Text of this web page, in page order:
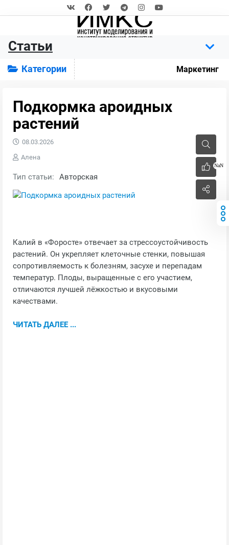
Статьи
Категории Маркетинг
Подкормка ароидных
растений
NaN
08.03.2026
Алена
Тип статьи: Авторская
Калий в «Форосте» отвечает за стрессоустойчивость
растений. Он укрепляет клеточные стенки, повышая
сопротивляемость к болезням, засухе и перепадам
температур. Плоды, выращенные с его участием,
отличаются лучшей лёжкостью и вкусовыми
качествами.
ЧИТАТЬ ДАЛЕЕ ...